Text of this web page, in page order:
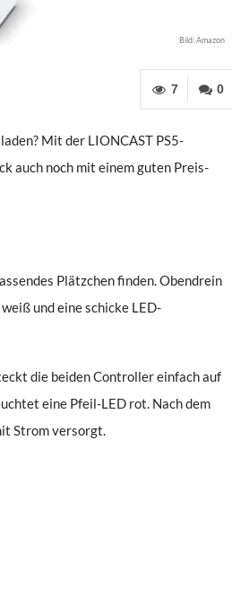
Bild: Amazon
0
7
Mit der LIONCAST PS5-
auch noch mit einem guten Preis-
Plätzchen finden. Obendrein
und eine schicke LED-
die beiden Controller einfach auf
eine Pfeil-LED rot. Nach dem
Strom versorgt.